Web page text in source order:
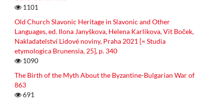
1101
Old Church Slavonic Heritage in Slavonic and Other
Languages, ed. Ilona Janyškova, Helena Karlikova, Vit Boček,
Nakladatelství Lidové noviny, Praha 2021 [= Studia
etymologica Brunensia, 25], p. 340
1090
The Birth of the Myth About the Byzantine-Bulgarian War of
863
691